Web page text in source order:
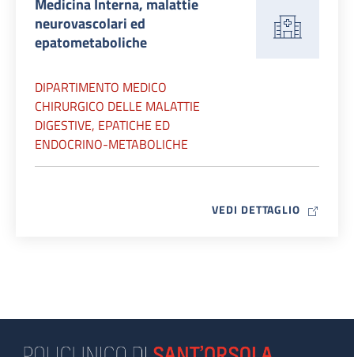
Medicina Interna, malattie
neurovascolari ed
epatometaboliche
DIPARTIMENTO MEDICO
CHIRURGICO DELLE MALATTIE
DIGESTIVE, EPATICHE ED
ENDOCRINO-METABOLICHE
VEDI DETTAGLIO MAP ICON